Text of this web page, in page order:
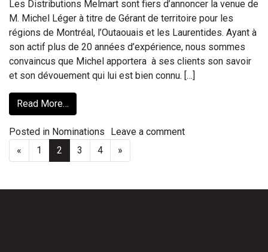
Les Distributions Melmart sont fiers d’annoncer la venue de
M. Michel Léger à titre de Gérant de territoire pour les
régions de Montréal, l’Outaouais et les Laurentides. Ayant à
son actif plus de 20 années d’expérience, nous sommes
convaincus que Michel apportera à ses clients son savoir
et son dévouement qui lui est bien connu. […]
Read More…
Posted in Nominations
Leave a comment
«
1 2 3 4 »